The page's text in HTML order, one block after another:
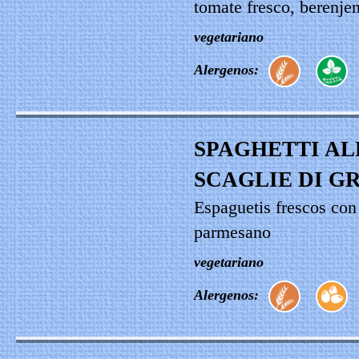
tomate fresco,
vegetariano
Alergenos:
SPAGHETTI
SCAGLIE DI
Espaguetis frescos
parmesano
vegetariano
Alergenos: